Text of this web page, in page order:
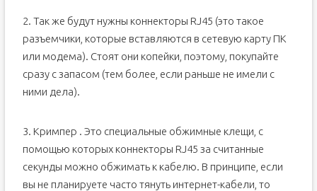
2. Так же будут нужны коннекторы RJ45 (это такое
разъемчики, которые вставляются в сетевую карту ПК
или модема). Стоят они копейки, поэтому, покупайте
сразу с запасом (тем более, если раньше не имели с
ними дела).
3. Кримпер . Это специальные обжимные клещи, с
помощью которых коннекторы RJ45 за считанные
секунды можно обжимать к кабелю. В принципе, если
вы не планируете часто тянуть интернет-кабели, то